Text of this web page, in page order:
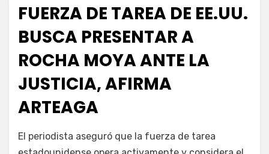
FUERZA DE TAREA DE EE.UU.
BUSCA PRESENTAR A
ROCHA MOYA ANTE LA
JUSTICIA, AFIRMA
ARTEAGA
porFernando Miranda Servín
El periodista aseguró que la fuerza de tarea